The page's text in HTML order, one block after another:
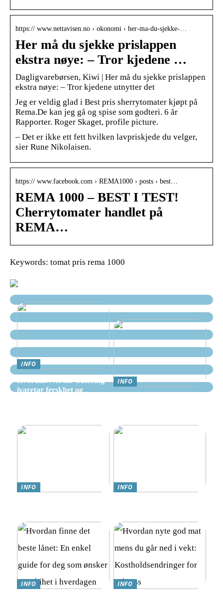
https:// www.nettavisen.no › okonomi › her-ma-du-sjekke-…
Her må du sjekke prislappen
ekstra nøye: – Tror kjedene …
Dagligvarebørsen, Kiwi | Her må du sjekke prislappen
ekstra nøye: – Tror kjedene utnytter det
Jeg er veldig glad i Best pris sherrytomater kjøpt på
Rema.De kan jeg gå og spise som godteri. 6 år
Rapporter. Roger Skaget, profile picture.
– Det er ikke ett fett hvilken lavpriskjede du velger,
sier Rune Nikolaisen.
https:// www.facebook.com › REMA1000 › posts › best…
REMA 1000 – BEST I TEST!
Cherrytomater handlet på
REMA…
Keywords: tomat pris rema 1000
INFO
Hvordan Nordic Catering
ivaretar ferskhet og
INFO
INFO
INFO
INFO
INFO